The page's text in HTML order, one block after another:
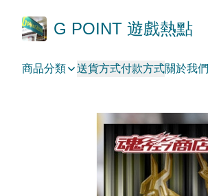
G POINT 遊戲熱點
商品分類 送貨方式付款方式關於我們